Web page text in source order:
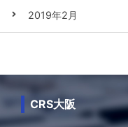
2019年2月
CRS大阪